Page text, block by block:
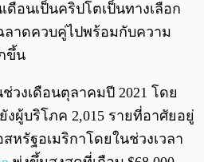
ดือนเป็นคริปโตเป็นทางเลือก
าดควบคู่ไปพร้อมกับความ
ขึ้น
วงเดือนตุลาคมปี 2021 โดย
ผู้บริโภค 2,015 รายที่อาศัยอยู่
รัฐอเมริกาโดยในช่วงเวลา